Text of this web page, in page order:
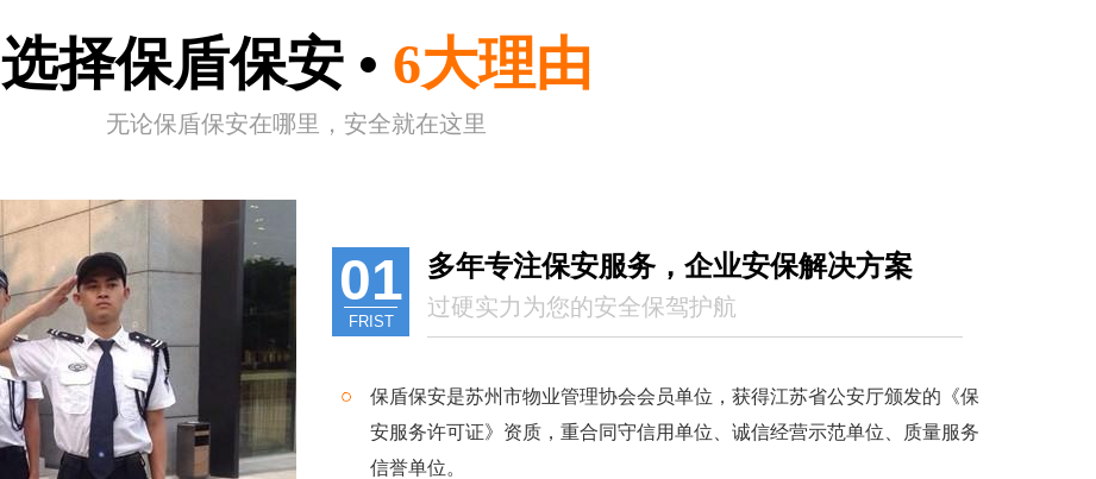
选择保盾保安• 6大理由
无论保盾保安在哪里，安全就在这里
01
FRIST
多年专注保安服务，企业安保解决方案
过硬实力为您的安全保驾护航
保盾保安是苏州市物业管理协会会员单位，获得江苏省公安厅颁发的《保
安服务许可证》资质，重合同守信用单位、诚信经营示范单位、质量服务
信誉单位。